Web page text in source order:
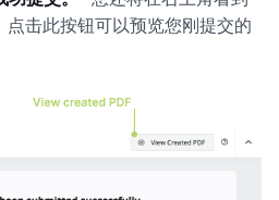
点击此按钮可以预览您刚提交的